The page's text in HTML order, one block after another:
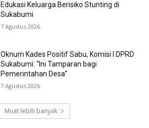
Edukasi Keluarga Berisiko Stunting di
Sukabumi
7 Agustus 2026
Oknum Kades Positif Sabu, Komisi I DPRD
Sukabumi: “Ini Tamparan bagi
Pemerintahan Desa”
7 Agustus 2026
Muat lebih banyak